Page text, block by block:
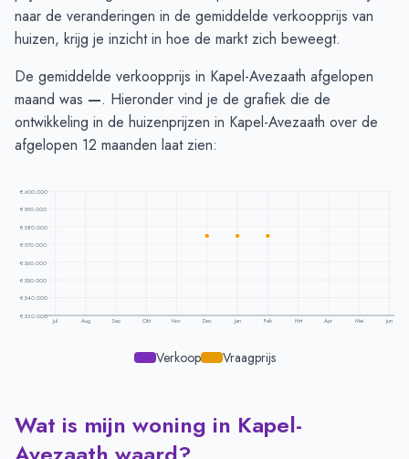
naar de veranderingen in de gemiddelde verkoopprijs van
huizen, krijg je inzicht in hoe de markt zich beweegt.
De gemiddelde verkoopprijs in Kapel-Avezaath afgelopen
maand was —. Hieronder vind je de grafiek die de
ontwikkeling in de huizenprijzen in Kapel-Avezaath over de
afgelopen 12 maanden laat zien:
€ 600.000
€ 590.000
€ 580.000
€ 570.000
€ 560.000
€ 550.000
€ 540.000
€ 530.000
Jul Aug Sep Okt Nov Dec Jan Feb Mrt Apr Mei Jun
Verkoop Vraagprijs
Prijsontwikkeling per maand -Kapel Avezaath
Vraagprijs
Verkoopprijs
Wat is mijn woning in Kapel-